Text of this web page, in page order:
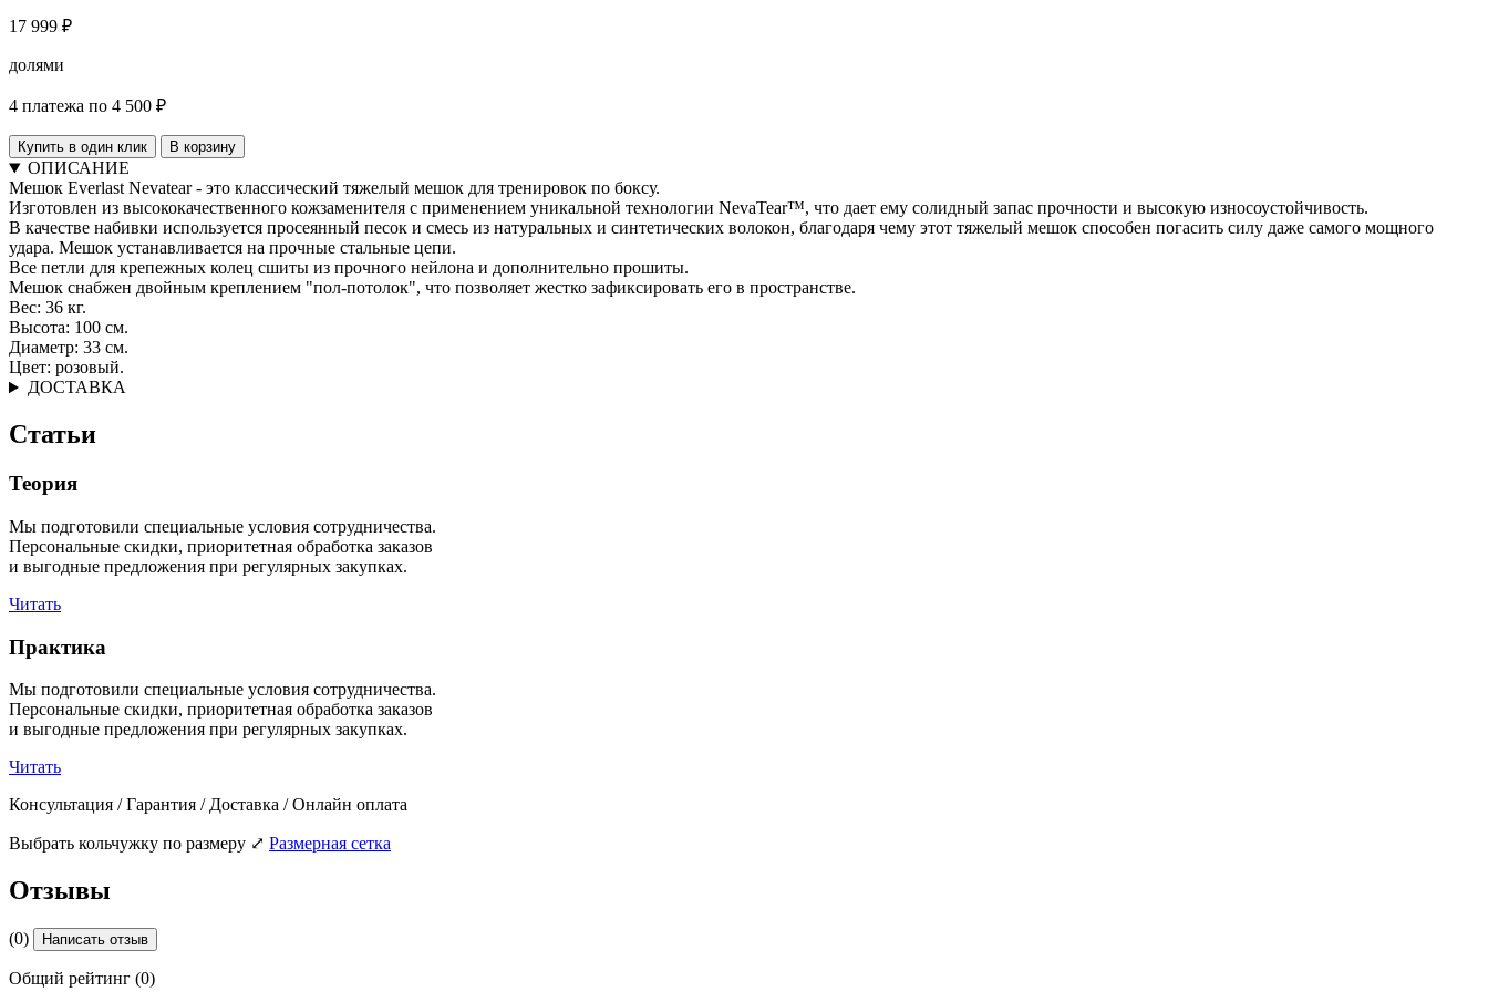
17 999 ₽
долями
4 платежа по 4 500 ₽
Купить в один клик В корзину
ОПИСАНИЕ
Мешок Everlast Nevatear - это классический тяжелый мешок для тренировок по боксу.
Изготовлен из высококачественного кожзаменителя с применением уникальной технологии NevaTear™, что дает ему солидный запас прочности и высокую износоустойчивость.
В качестве набивки используется просеянный песок и смесь из натуральных и синтетических волокон, благодаря чему этот тяжелый мешок способен погасить силу даже самого мощного
удара. Мешок устанавливается на прочные стальные цепи.
Все петли для крепежных колец сшиты из прочного нейлона и дополнительно прошиты.
Мешок снабжен двойным креплением "пол-потолок", что позволяет жестко зафиксировать его в пространстве.
Вес: 36 кг.
Высота: 100 см.
Диаметр: 33 см.
Цвет: розовый.
ДОСТАВКА
Статьи
Теория
Мы подготовили специальные условия сотрудничества.
Персональные скидки, приоритетная обработка заказов
и выгодные предложения при регулярных закупках.
Читать
Практика
Мы подготовили специальные условия сотрудничества.
Персональные скидки, приоритетная обработка заказов
и выгодные предложения при регулярных закупках.
Читать
Консультация / Гарантия / Доставка / Онлайн оплата
Выбрать кольчужку по размеру ⤢ Размерная сетка
Отзывы
(0) Написать отзыв
Общий рейтинг (0)